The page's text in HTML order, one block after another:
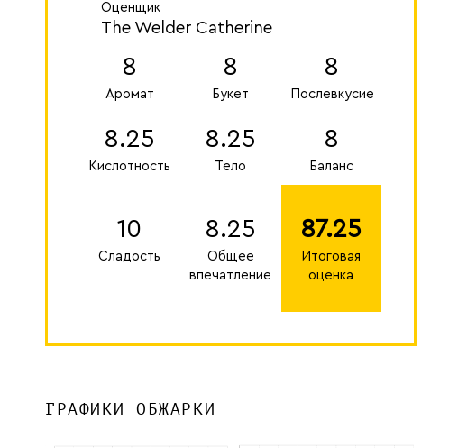
Оценщик
The Welder Catherine
8
Аромат
8
Букет
8
Послевкусие
8.25
Кислотность
8.25
Тело
8
Баланс
10
Сладость
8.25
Общее
впечатление
87.25
Итоговая
оценка
ГРАФИКИ ОБЖАРКИ